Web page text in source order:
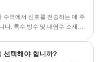
수역에서 신호를 전송하는 데 주
다. 특수 방수 및 내염수 소재를
선택해야 합니까?